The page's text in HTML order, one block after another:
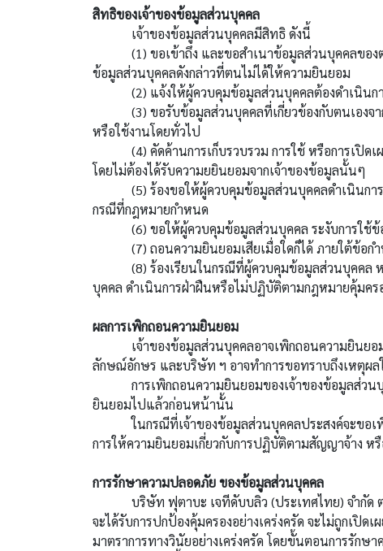
สิทธิของเจ้าของข้อมูลส่วนบุคคล
เจ้าของข้อมูลส่วนบุคคลมีสิทธิ ดังนี้
(1) ขอเข้าถึง และขอสำเนาข้อมูลส่วนบุคคลของตน
ข้อมูลส่วนบุคคลดังกล่าวที่ตนไม่ได้ให้ความยินยอม
(2) แจ้งให้ผู้ควบคุมข้อมูลส่วนบุคคลต้องดำเนินการ
(3) ขอรับข้อมูลส่วนบุคคลที่เกี่ยวข้องกับตนเองจา
หรือใช้งานโดยทั่วไป
(4) คัดค้านการเก็บรวบรวม การใช้ หรือการเปิดเ
โดยไม่ต้องได้รับความยยินยอมจากเจ้าของข้อมูลนั้นๆ
(5) ร้องขอให้ผู้ควบคุมข้อมูลส่วนบุคคลดำเนินการล
กรณีที่กฎหมายกำหนด
(6) ขอให้ผู้ควบคุมข้อมูลส่วนบุคคล ระงับการใช้ข้
(7) ถอนความยินยอมเสียเมื่อใดก็ได้ ภายใต้ข้อก
(8) ร้องเรียนในกรณีที่ผู้ควบคุมข้อมูลส่วนบุคคล หรื
บุคคล ดำเนินการฝ่าฝืนหรือไม่ปฏิบัติตามกฎหมายคุ้มค
ผลการเพิกถอนความยินยอม
เจ้าของข้อมูลส่วนบุคคลอาจเพิกถอนความยินยอมใ
ลักษณ์อักษร และบริษัท ฯ อาจทำการขอทราบถึงเหตุผ
การเพิกถอนความยินยอมของเจ้าของข้อมูลส่วนบุค
ยินยอมไปแล้วก่อนหน้านั้น
ในกรณีที่เจ้าของข้อมูลส่วนบุคคลประสงค์จะขอเพิก
การให้ความยินยอมเกี่ยวกับการปฏิบัติตามสัญญาจ้าง ห
การรักษาความปลอดภัย ของข้อมูลส่วนบุคคล
บริษัท ฟุตาบะ เจทีดับบลิว (ประเทศไทย) จำกัด ตร
จะได้รับการปกป้องคุ้มครองอย่างเคร่งครัด จะไม่ถูกเปิ
มาตราการทางวินัยอย่างเคร่งครัด โดยขั้นตอนการรัก